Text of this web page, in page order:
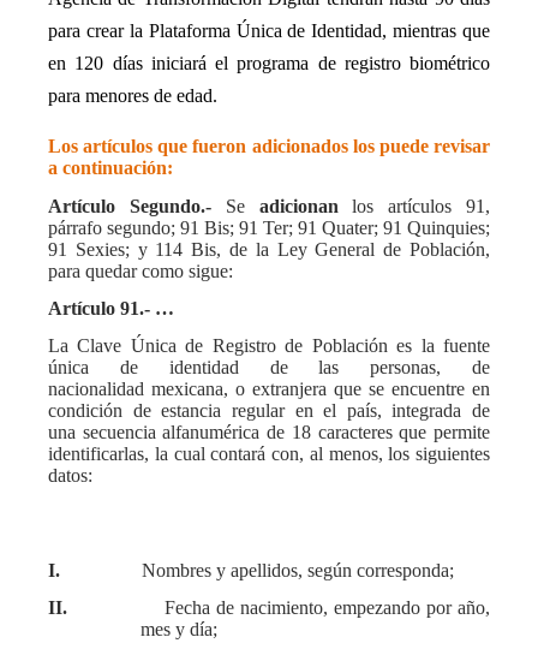
para crear la Plataforma Única de Identidad, mientras que
en 120 días iniciará el programa de registro biométrico
para menores de edad.
Los artículos que fueron adicionados los puede revisar
a continuación:
Artículo Segundo.- Se adicionan los artículos 91,
párrafo segundo; 91 Bis; 91 Ter; 91 Quater; 91 Quinquies;
91 Sexies; y 114 Bis, de la Ley General de Población,
para quedar como sigue:
Artículo 91.- …
La Clave Única de Registro de Población es la fuente
única de identidad de las personas, de
nacionalidad mexicana, o extranjera que se encuentre en
condición de estancia regular en el país, integrada de
una secuencia alfanumérica de 18 caracteres que permite
identificarlas, la cual contará con, al menos, los siguientes
datos:
I. Nombres y apellidos, según corresponda;
II. Fecha de nacimiento, empezando por año,
mes y día;